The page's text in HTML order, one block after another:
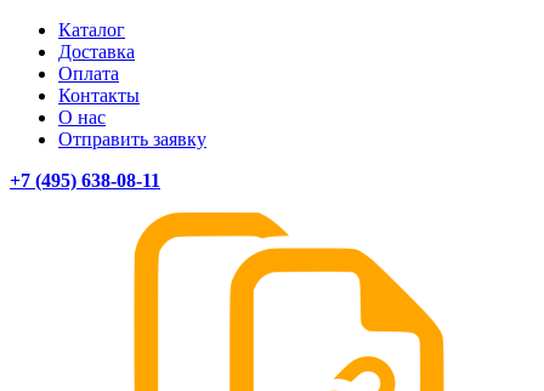
Каталог
Доставка
Оплата
Контакты
О нас
Отправить заявку
+7 (495) 638-08-11